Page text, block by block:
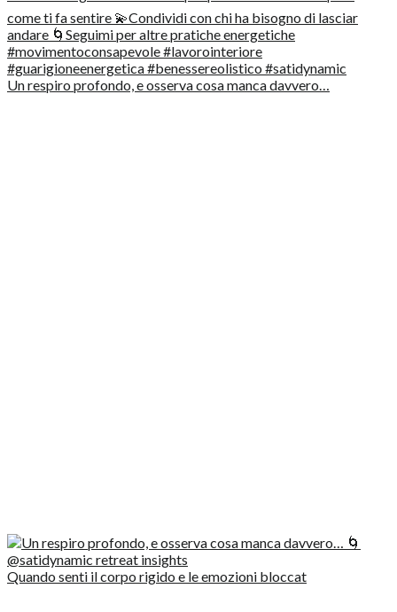
Un respiro profondo, e osserva cosa manca davvero…
Quando senti il corpo rigido e le emozioni bloccat